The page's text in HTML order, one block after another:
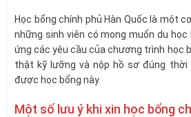
Học bổng chính phủ Hàn Quốc là một
những sinh viên có mong muốn du học
ứng các yêu cầu của chương trình học
thật kỹ lưỡng và nộp hồ sơ đúng thời
được học bổng này.
Một số lưu ý khi xin học bổng